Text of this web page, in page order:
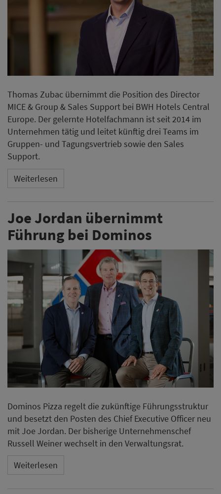
Thomas Zubac übernimmt die Position des Director
MICE & Group & Sales Support bei BWH Hotels Central
Europe. Der gelernte Hotelfachmann ist seit 2014 im
Unternehmen tätig und leitet künftig drei Teams im
Gruppen- und Tagungsvertrieb sowie den Sales
Support.
Weiterlesen
Joe Jordan übernimmt
Führung bei Dominos
Dominos Pizza regelt die zukünftige Führungsstruktur
und besetzt den Posten des Chief Executive Officer neu
mit Joe Jordan. Der bisherige Unternehmenschef
Russell Weiner wechselt in den Verwaltungsrat.
Weiterlesen